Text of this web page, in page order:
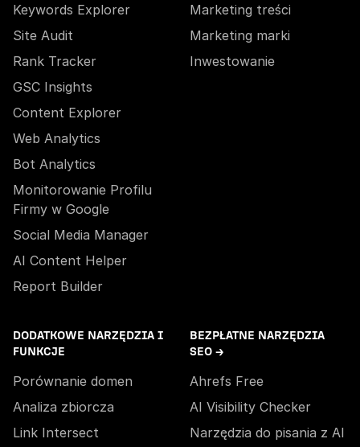
Keywords Explorer
Site Audit
Rank Tracker
GSC Insights
Content Explorer
Web Analytics
Bot Analytics
Monitorowanie Profilu
Firmy w Google
Social Media Manager
AI Content Helper
Report Builder
Marketing treści
Marketing marki
Inwestowanie
DODATKOWE NARZĘDZIA I
FUNKCJE
Porównanie domen
Analiza zbiorcza
Link Intersect
BEZPŁATNE NARZĘDZIA
SEO →
Ahrefs Free
AI Visibility Checker
Narzędzia do pisania z AI